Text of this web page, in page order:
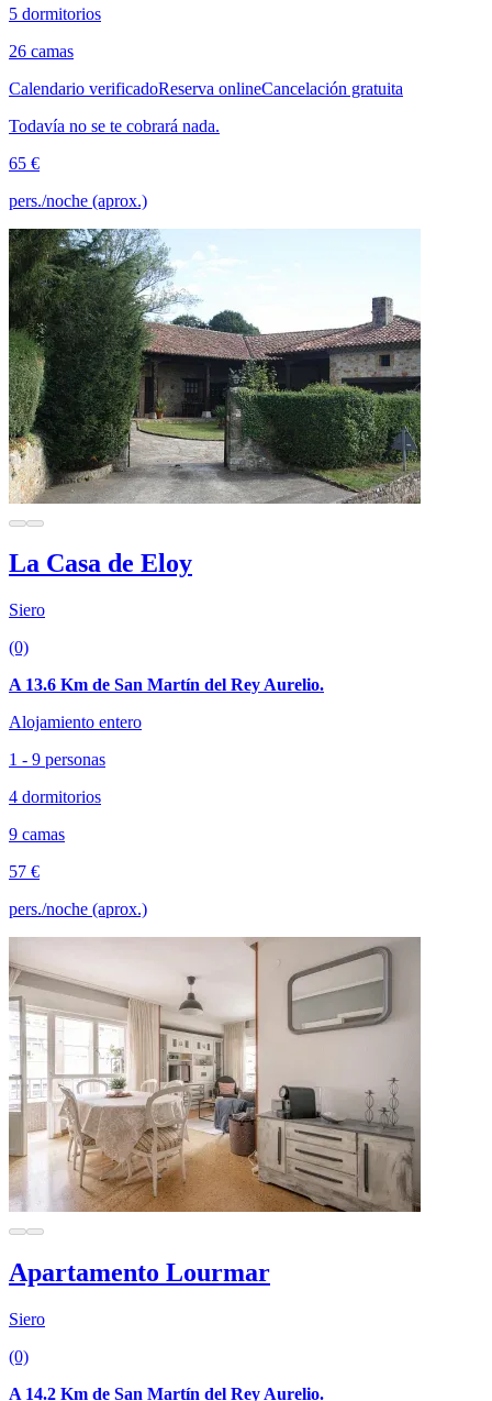
5 dormitorios
26 camas
Calendario verificadoReserva onlineCancelación gratuita
Todavía no se te cobrará nada.
65 €
pers./noche (aprox.)
La Casa de Eloy
Siero
(0)
A 13.6 Km de San Martín del Rey Aurelio.
Alojamiento entero
1 - 9 personas
4 dormitorios
9 camas
57 €
pers./noche (aprox.)
Apartamento Lourmar
Siero
(0)
A 14.2 Km de San Martín del Rey Aurelio.